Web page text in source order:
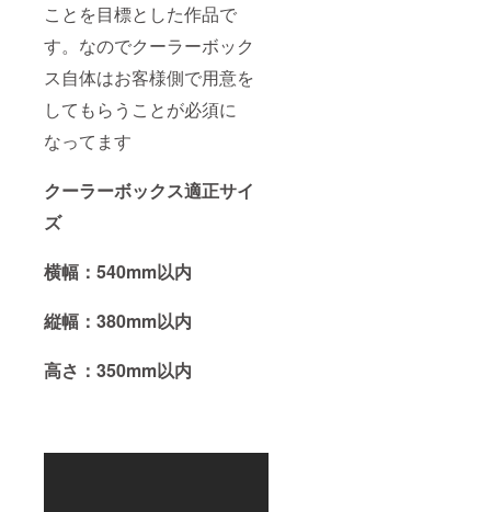
ことを目標とした作品で
す。なのでクーラーボック
ス自体はお客様側で用意を
してもらうことが必須に
なってます
クーラーボックス適正サイ
ズ
横幅：540mm以内
縦幅：380mm以内
高さ：350mm以内